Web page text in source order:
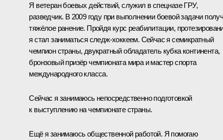
Я ветеран боевых действий, служил в спецназе ГРУ,
разведчик. В 2009 году при выполнении боевой задачи
тяжёлое ранение. Пройдя курс реабилитации,
я стал заниматься следж-хоккеем. Сейчас я семикратный
чемпион страны, двукратный обладатель кубка континента,
бронзовый призёр чемпионата мира и мастер спорта
международного класса.
Сейчас я занимаюсь непосредственно подготовкой
к выступлению на чемпионате страны.
Ещё я занимаюсь общественной работой. Я помогаю